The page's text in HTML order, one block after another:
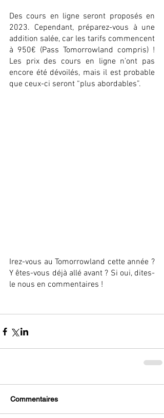
Des cours en ligne seront proposés en
2023. Cependant, préparez-vous à une
addition salée, car les tarifs commencent
à 950€ (Pass Tomorrowland compris) !
Les prix des cours en ligne n’ont pas
encore été dévoilés, mais il est probable
que ceux-ci seront “plus abordables”.
Irez-vous au Tomorrowland cette année ?
Y êtes-vous déjà allé avant ? Si oui, dites-
le nous en commentaires !
Commentaires